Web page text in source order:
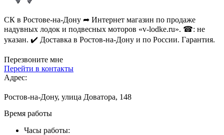
СК в Ростове-на-Дону ➦ Интернет магазин по продаже
надувных лодок и подвесных моторов «v-lodke.ru». ☎: не
указан. ✔️ Доставка в Ростов-на-Дону и по России. Гарантия.
Перезвоните мне
Перейти в контакты
Адрес:
Ростов-на-Дону, улица Доватора, 148
Время работы
Часы работы: